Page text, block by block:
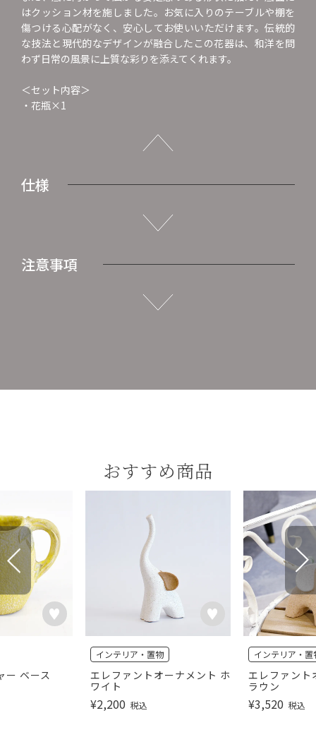
はクッション材を施しました。お気に入りのテーブルや棚を
傷つける心配がなく、安心してお使いいただけます。伝統的
な技法と現代的なデザインが融合したこの花器は、和洋を問
わず日常の風景に上質な彩りを添えてくれます。
＜セット内容＞
・花瓶×1
仕様
注意事項
おすすめ商品
ー ベース
エレファントオーナメント ホ
ワイト
インテリア・置物
¥2,200 税込
エレファント
ラウン
インテリア・置
¥3,520 税込